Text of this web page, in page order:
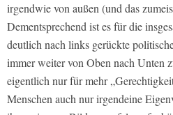
irgendwie von außen (und das
Dementsprechend ist es für die
deutlich nach links gerückte
immer weiter von Oben nach Unten
eigentlich nur für mehr
Menschen auch nur irgendeine